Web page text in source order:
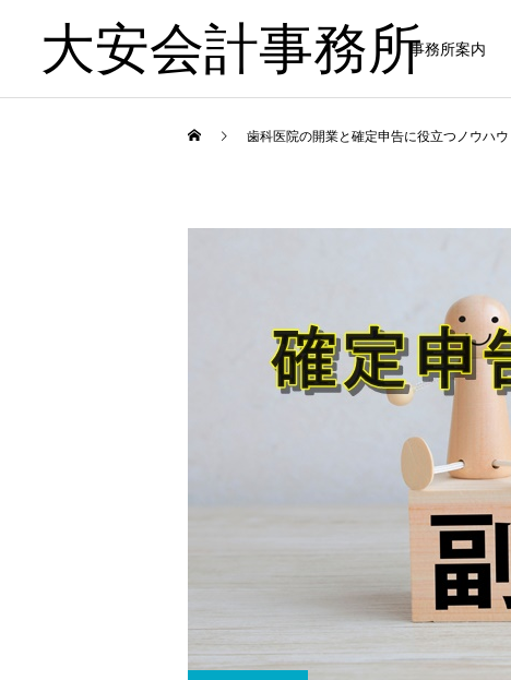
大安会計事務所事務所案内
歯科医院の決算相談｜税理
士へ依頼するタイミング を
やさしく解説
歯科医院の開業と確定申告に役立つノウハウ